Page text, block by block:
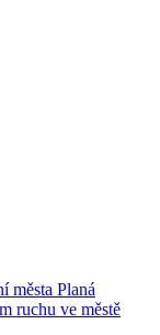
města Planá
ruchu ve městě